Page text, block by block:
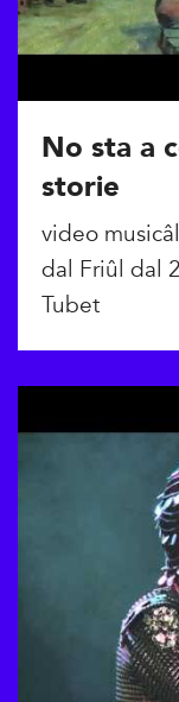
No sta a
storie
video
dal Friûl dal
Tubet